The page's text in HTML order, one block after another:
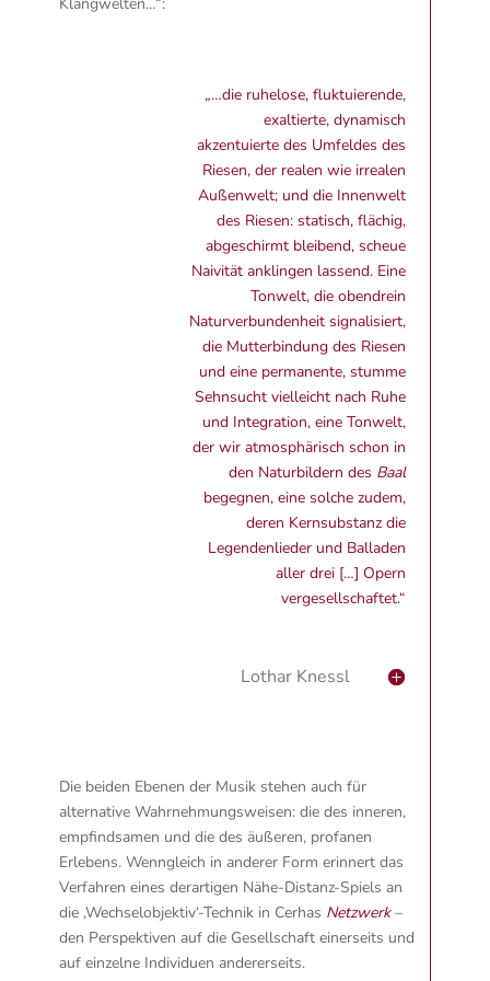
Klangwelten…“:
„…die ruhelose, fluktuierende,
exaltierte, dynamisch
akzentuierte des Umfeldes des
Riesen, der realen wie irrealen
Außenwelt; und die Innenwelt
des Riesen: statisch, flächig,
abgeschirmt bleibend, scheue
Naivität anklingen lassend. Eine
Tonwelt, die obendrein
Naturverbundenheit signalisiert,
die Mutterbindung des Riesen
und eine permanente, stumme
Sehnsucht vielleicht nach Ruhe
und Integration, eine Tonwelt,
der wir atmosphärisch schon in
den Naturbildern des Baal
begegnen, eine solche zudem,
deren Kernsubstanz die
Legendenlieder und Balladen
aller drei […] Opern
vergesellschaftet.“
Lothar Knessl
Die beiden Ebenen der Musik stehen auch für
alternative Wahrnehmungsweisen: die des inneren,
empfindsamen und die des äußeren, profanen
Erlebens. Wenngleich in anderer Form erinnert das
Verfahren eines derartigen Nähe-Distanz-Spiels an
die ‚Wechselobjektiv‘-Technik in Cerhas Netzwerk–
den Perspektiven auf die Gesellschaft einerseits und
auf einzelne Individuen andererseits.